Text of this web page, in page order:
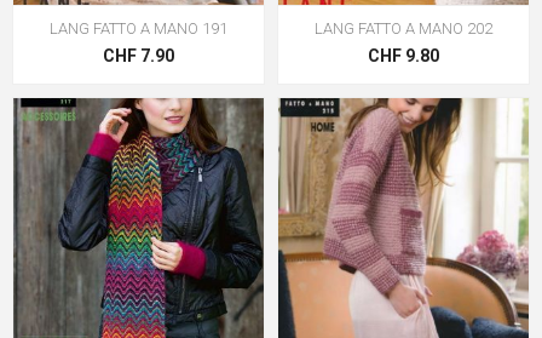
LANG FATTO A MANO 191
CHF 7.90
LANG FATTO A MANO 202
CHF 9.80